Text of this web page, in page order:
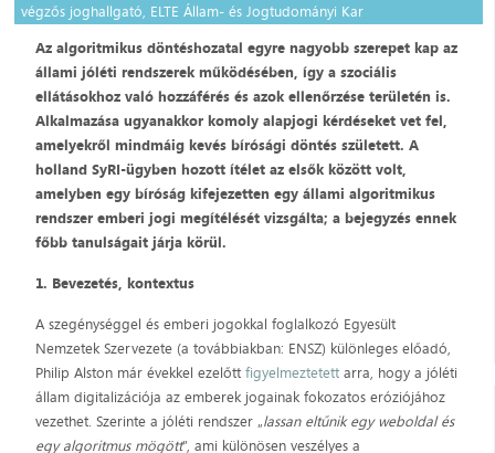
végzős joghallgató, ELTE Állam- és Jogtudományi Kar
Az algoritmikus döntéshozatal egyre nagyobb szerepet kap az
állami jóléti rendszerek működésében, így a szociális
ellátásokhoz való hozzáférés és azok ellenőrzése területén is.
Alkalmazása ugyanakkor komoly alapjogi kérdéseket vet fel,
amelyekről mindmáig kevés bírósági döntés született. A
holland SyRI-ügyben hozott ítélet az elsők között volt,
amelyben egy bíróság kifejezetten egy állami algoritmikus
rendszer emberi jogi megítélését vizsgálta; a bejegyzés ennek
főbb tanulságait járja körül.
1. Bevezetés, kontextus
A szegénységgel és emberi jogokkal foglalkozó Egyesült
Nemzetek Szervezete (a továbbiakban: ENSZ) különleges előadó,
Philip Alston már évekkel ezelőttfigyelmeztetett arra, hogy a jóléti
állam digitalizációja az emberek jogainak fokozatos eróziójához
vezethet. Szerinte a jóléti rendszer „lassan eltűnik egy weboldal és
egy algoritmus mögött”, ami különösen veszélyes a